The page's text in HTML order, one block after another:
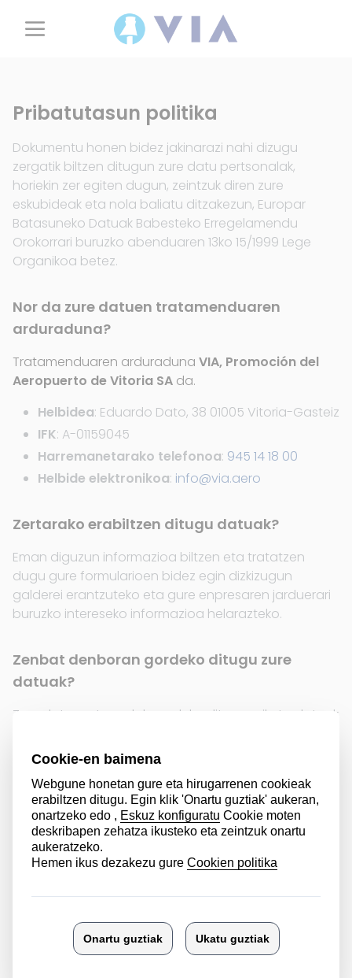
Pribatutasun politika
Dokumentu honen bidez jakinarazi nahi dizugu
zergatik biltzen ditugun zure datu pertsonalak,
horiekin zer egiten dugun, zeintzuk diren zure
eskubideak eta nola baliatu ditzakezun, Europar
Batasuneko Datuak Babesteko Erregelamendu
Orokorrari buruzko abenduaren 13ko 15/1999 Lege
Organikoa betez.
Nor da zure datuen tratamenduaren
arduraduna?
Tratamenduaren arduraduna VIA, Promoción del
Aeropuerto de Vitoria SA da.
Helbidea: Eduardo Dato, 38 01005 Vitoria-Gasteiz
IFK: A-01159045
Harremanetarako telefonoa: 945 14 18 00
Helbide elektronikoa: info@via.aero
Zertarako erabiltzen ditugu datuak?
Eman diguzun informazioa biltzen eta tratatzen
dugu gure formularioen bidez egin dizkizugun
galderei erantzuteko eta gure enpresaren jarduerari
buruzko intereseko informazioa helarazteko.
Zenbat denboran gordeko ditugu zure
datuak?
Zure datu pertsonalak gordeko ditugu ariketa datuok
Zein legitimazio dago zure datuak
tratatzeko?
Datu horiek tratatzeko legezko oinarria zure
baimenean dago oinarrituta, eta edozein unetan
ken diezagukezu baimen hori.
Nori jakinaraziko zaizkio zure datuak?
VIA, Promoción del Aeropuerto de Vitoria SA